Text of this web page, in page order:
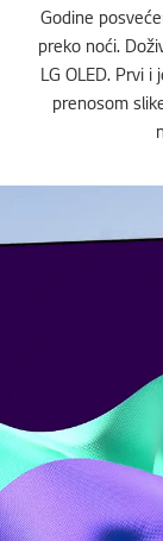
Godine
preko noći.
LG OLED. Prvi
prenosom